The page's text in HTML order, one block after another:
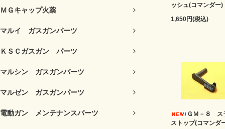
ＭＧキャップ火薬
マルイ ガスガンパーツ
ＫＳＣガスガン パーツ
マルシン ガスガンパーツ
マルゼン ガスガンパーツ
電動ガン メンテナンスパーツ
ッシュ(コマンダー)
1,650円(税込)
ＧＭ－８ ス
ストップ(コマンダ